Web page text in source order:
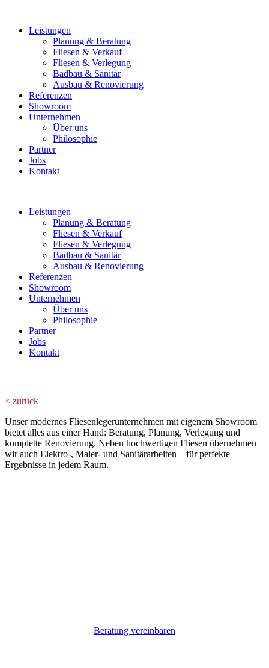
Leistungen
Planung & Beratung
Fliesen & Verkauf
Fliesen & Verlegung
Badbau & Sanitär
Ausbau & Renovierung
Referenzen
Showroom
Unternehmen
Über uns
Philosophie
Partner
Jobs
Kontakt
Leistungen
Planung & Beratung
Fliesen & Verkauf
Fliesen & Verlegung
Badbau & Sanitär
Ausbau & Renovierung
Referenzen
Showroom
Unternehmen
Über uns
Philosophie
Partner
Jobs
Kontakt
< zurück
Unser modernes Fliesenlegerunternehmen mit eigenem Showroom
bietet alles aus einer Hand: Beratung, Planung, Verlegung und
komplette Renovierung. Neben hochwertigen Fliesen übernehmen
wir auch Elektro-, Maler- und Sanitärarbeiten – für perfekte
Ergebnisse in jedem Raum.
Beratung vereinbaren